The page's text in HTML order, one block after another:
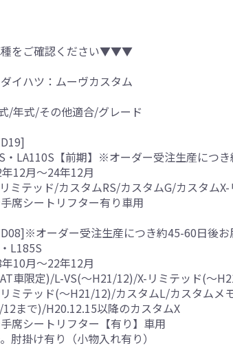
をご確認ください▼▼▼
ダイハツ：ムーヴカスタム
/年式/その他適合/グレード
・LA110S【前期】※オーダー受注生産につ
12月～24年12月
ミテッド/カスタムRS/カスタムG/カスタム
席シートリフター有り車用
オーダー受注生産につき約45-60日後お
L185S
10月～22年12月
車限定)/L-VS(～H21/12)/X-リミテッド(～
ミテッド(～H21/12)/カスタムL/カスタムメ
まで)/H20.12.15以降のカスタムX
席シートリフター【有り】車用
肘掛け有り（小物入れ有り）